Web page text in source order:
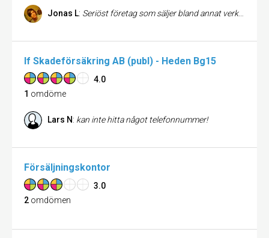
Jonas L: Seriöst företag som säljer bland annat verktyg till glasfiber gjutning, glasfiber, polyester, gelcoat och härdare. Perfekt för båtintreserade som kanske har grundat lite och behöver plastlaga, eller lägga på ett nytt lager gelcoat. Eller kanske är du stylingintresserad och vill bygga om karossen på bilen lite.
If Skadeförsäkring AB (publ) - Heden Bg15
4.0
1 omdöme
Lars N: kan inte hitta något telefonnummer!
Försäljningskontor
3.0
2 omdömen